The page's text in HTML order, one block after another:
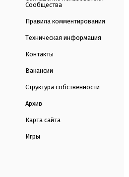
Сообщества
Правила комментирования
Техническая информация
Контакты
Вакансии
Структура собственности
Архив
Карта сайта
Игры